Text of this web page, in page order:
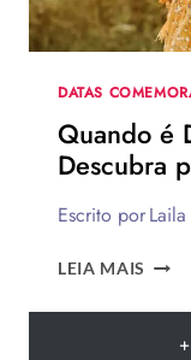
A
SUA
OU
DATAS
Quando é
Descubra
Escrito por
LEIA MAIS
DIA